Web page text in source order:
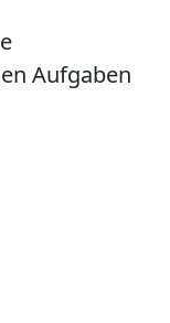
Aufgaben